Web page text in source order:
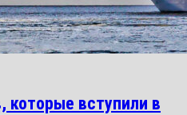
которые вступили в